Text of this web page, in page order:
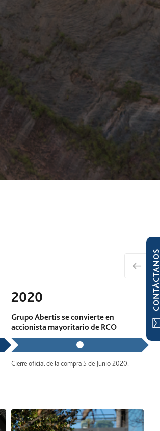
2020
Grupo Abertis se convierte en
accionista mayoritario de RCO
Cierre oficial de la compra 5 de Junio 2020.